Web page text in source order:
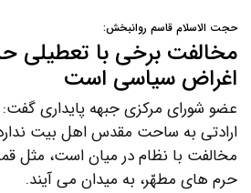
حجت الاسلام قاسم روانبخش:
مخالفت برخی با تعطیلی
اغراض سیاسی است
عضو شورای مرکزی جبهه پایداری
ارادتی به ساحت مقدس اهل بیت
مخالفت با نظام در میان است، مثل
حرم های مطهّر، به میدان می آیند.